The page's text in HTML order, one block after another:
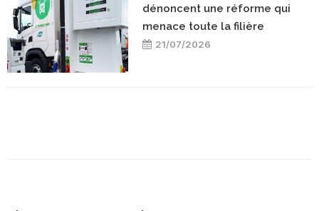
dénoncent une réforme qui
menace toute la filière
21/07/2026